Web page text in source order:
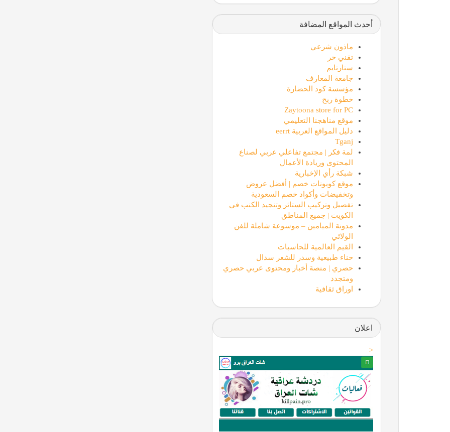
أحدث المواقع المضافة
ماذون شرعي
تقني حر
ستارتايم
جامعة المعارف
مؤسسة كود الحضارة
خطوة ربح
Zaytoona store for PC
موقع مناهجنا التعليمي
دليل المواقع العربية eerrt
Tganj
لمة فكر | مجتمع تفاعلي عربي لصناع
المحتوى وريادة الأعمال
شبكة رأي الإخبارية
موقع كوبونات خصم | أفضل عروض
وتخفيضات وأكواد خصم السعودية
تفصيل وتركيب الستائر وتنجيد الكنب في
الكويت | جميع المناطق
مدونة الميامين – موسوعة شاملة للفن
الولائي
القيم العالمية للحاسبات
حناء طبيعية وسدر للشعر سدال
حصري | منصة أخبار ومحتوى عربي حصري
ومتجدد
اوراق ثقافية
اعلان
<